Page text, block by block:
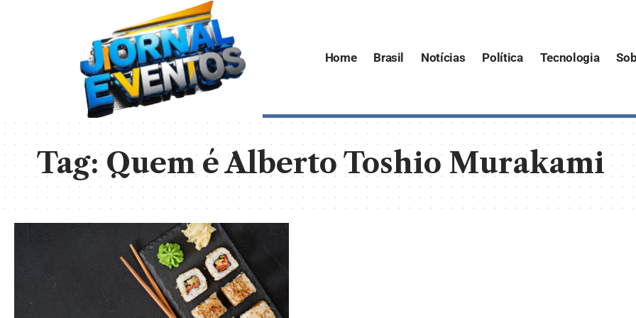
Home Brasil Notícias Política Tecnologia
Tag:Quem é Alberto Toshio Murakami